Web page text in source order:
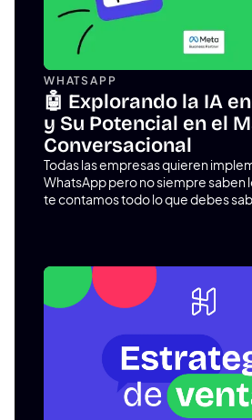
WHATSAPP
🤖 Explorando la IA
y Su Potencial en el
Conversacional
Todas las empresas quieren
WhatsApp pero no siempre saben
te contamos todo lo que debes